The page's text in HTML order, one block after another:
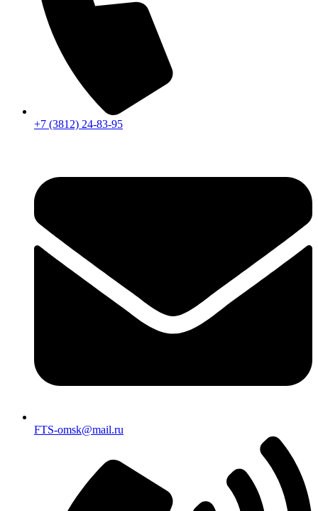
+7 (3812) 24-83-95
FTS-omsk@mail.ru